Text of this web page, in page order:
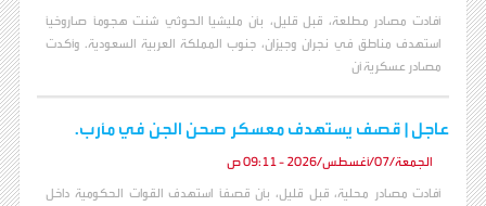
أفادت مصادر مطلعة، قبل قليل، بأن مليشيا الحوثي شنت هجومًا صاروخيًا
استهدف مناطق في نجران وجيزان، جنوب المملكة العربية السعودية. وأكدت
مصادر عسكرية أن
عاجل | قصف يستهدف معسكر صحن الجن في مأرب.
الجمعة/07/أغسطس/2026 - 09:11 ص
أفادت مصادر محلية، قبل قليل، بأن قصفًا استهدف القوات الحكومية داخل